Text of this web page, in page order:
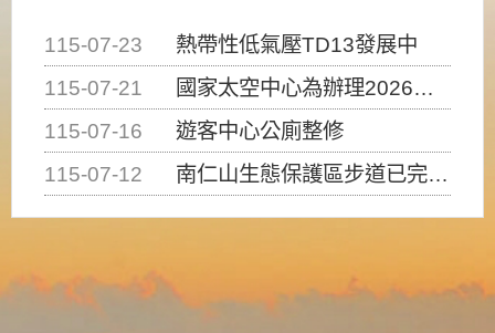
115-07-23
熱帶性低氣壓TD13發展中
115-07-21
國家太空中心為辦理2026台灣盃火箭競賽，陸、海、空域警戒及協調相關事宜，因颱風備案事宜
115-07-16
遊客中心公廁整修
115-07-12
南仁山生態保護區步道已完成修復，自115年7月13日（星期一）起恢復開放入園，歡迎民眾依規定申請入園....